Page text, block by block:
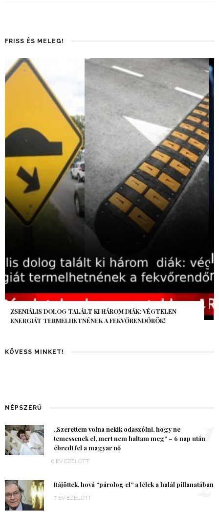
FRISS ÉS MELEG!
AZ AI-VILÁGVÉGE ÁRNYÉKA, CSAK PÁR ÓRA VOLT, MÉGIS AZ
EGÉSZ VILÁG MEGÉREZTE…
KÖVESS MINKET!
NÉPSZERŰ
„Szerettem volna nekik odaszólni, hogy ne
temessenek el, mert nem haltam meg” – 6 nap után
ébredt fel a magyar nő
6 ÉV EZELŐTT
1
Rájöttek, hová “párolog el” a lélek a halál pillanatában
7 ÉV EZELŐTT 2